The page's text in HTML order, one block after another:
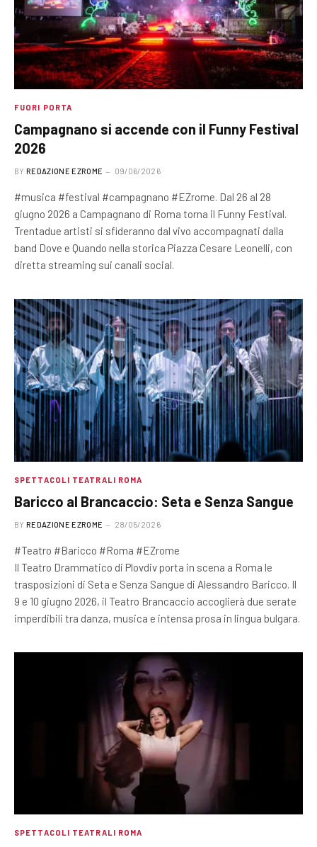
FUORI PORTA
Campagnano si accende con il Funny Festival
2026
BY REDAZIONE EZROME 09/06/2026
#musica #festival #campagnano #EZrome. Dal 26 al 28
giugno 2026 a Campagnano di Roma torna il Funny Festival.
Trentadue artisti si sfideranno dal vivo accompagnati dalla
band Dove e Quando nella storica Piazza Cesare Leonelli, con
diretta streaming sui canali social.
SPETTACOLI TEATRALI ROMA
Baricco al Brancaccio: Seta e Senza Sangue
BY REDAZIONE EZROME 28/05/2026
#Teatro #Baricco #Roma #EZrome
Il Teatro Drammatico di Plovdiv porta in scena a Roma le
trasposizioni di Seta e Senza Sangue di Alessandro Baricco. Il
9 e 10 giugno 2026, il Teatro Brancaccio accoglierà due serate
imperdibili tra danza, musica e intensa prosa in lingua bulgara.
SPETTACOLI TEATRALI ROMA